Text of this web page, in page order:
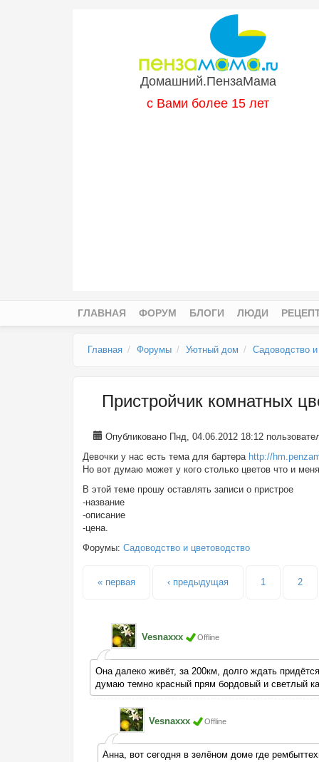
Домашний.ПензаМама
с Вами более 15 лет
ГЛАВНАЯ ФОРУМ БЛОГИ ЛЮДИ
Главная Форумы Уютный дом Садоводство
Пристройчик комнатных
Опубликовано Пнд, 04.06.2012 18:12
Девочки у нас есть тема для бартера http://
Но вот думаю может у кого столько цветов что и
В этой теме прошу оставлять записи о пристрое
-название
-описание
-цена.
Форумы: Садоводство и цветоводство
Страницы
« первая ‹ предыдущая 1 2
Vesnaxxx Offline
Она далеко живёт, за 200км, долго ждать
думаю темно красный прям бордовый и светлый
Vesnaxxx Offline
Анна, вот сегодня в зелёном доме где